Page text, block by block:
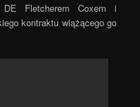
Fletcherem Coxem i
kontraktu wiążącego go